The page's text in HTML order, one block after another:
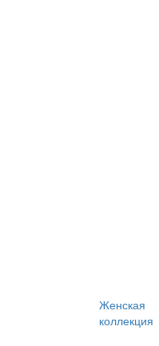
Женская
коллекция